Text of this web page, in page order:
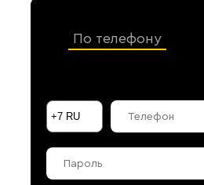
По телефону